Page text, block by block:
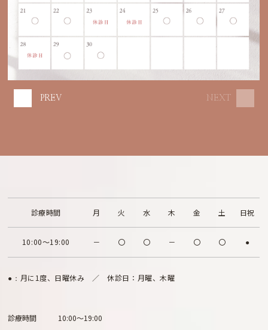
NEXT
PREV
診療時間 月 火 水 木 金 土 日祝
10:00～19:00 － 〇 〇 － 〇 〇 ●
●： 月に1度、日曜休み ／ 休診日：月曜、木曜
診療時間
10:00～19:00